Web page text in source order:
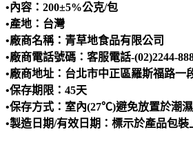
•內容：200±5%公克/包
•產地：台灣
•廠商名稱：青草地食品有限公司
•廠商電話號碼：客服電話-(02)2244-
•廠商地址：台北市中正區羅斯福路一
•保存期限：45天
•保存方式：室內(27℃)避免放置於潮
•製造日期/有效日期：標示於產品包裝